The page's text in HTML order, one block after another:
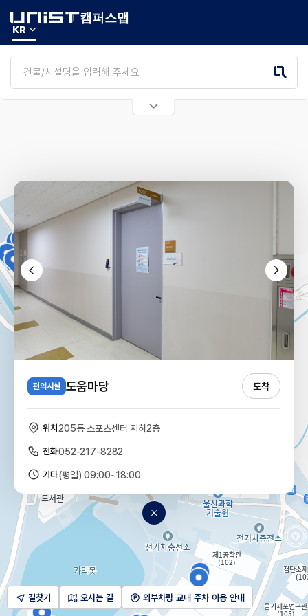
캠퍼스맵
길찾기 오시는 길 외부차량 교내 주차 이용 안내
KR
편의시설 도움마당 도착
위치205동 스포츠센터 지하2층
전화052-217-8282
기타(평일) 09:00~18:00